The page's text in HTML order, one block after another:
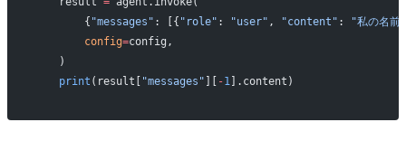
        {
"messages" : [{ "role" : "user" , "content" :
"私の名前
        config
=config,
    )
    print
(result[ "messages" -1].content)